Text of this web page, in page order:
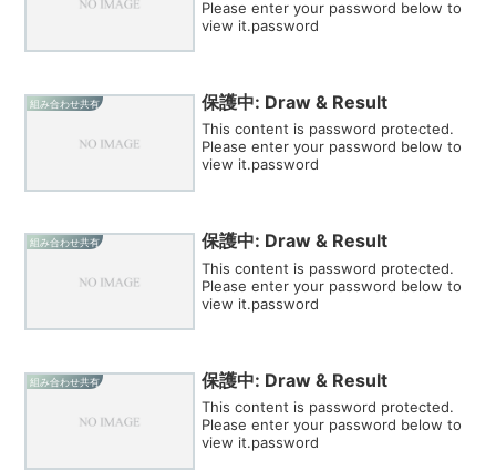
Please enter your password below to
view it.password
組み合わせ共有 保護中: Draw & Result
This content is password protected.
Please enter your password below to
view it.password
組み合わせ共有 保護中: Draw & Result
This content is password protected.
Please enter your password below to
view it.password
組み合わせ共有 保護中: Draw & Result
This content is password protected.
Please enter your password below to
view it.password